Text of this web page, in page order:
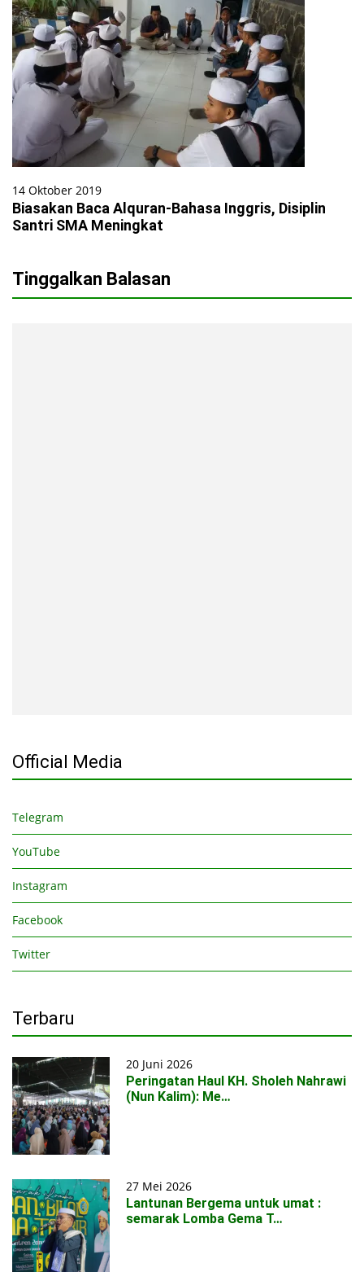
14 Oktober 2019
Biasakan Baca Alquran-Bahasa Inggris, Disiplin
Santri SMA Meningkat
Tinggalkan Balasan
Official Media
Telegram
YouTube
Instagram
Facebook
Twitter
Terbaru
20 Juni 2026
Peringatan Haul KH. Sholeh Nahrawi
(Nun Kalim): Me…
27 Mei 2026
Lantunan Bergema untuk umat :
semarak Lomba Gema T…